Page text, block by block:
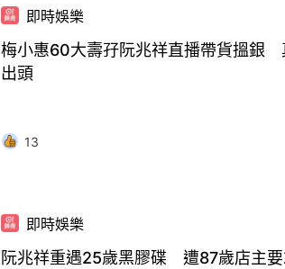
即時娛樂
梅小惠60大壽孖阮兆祥直播帶貨搵銀
出頭
13
即時娛樂
阮兆祥重遇25歲黑膠碟 遭87歲店主